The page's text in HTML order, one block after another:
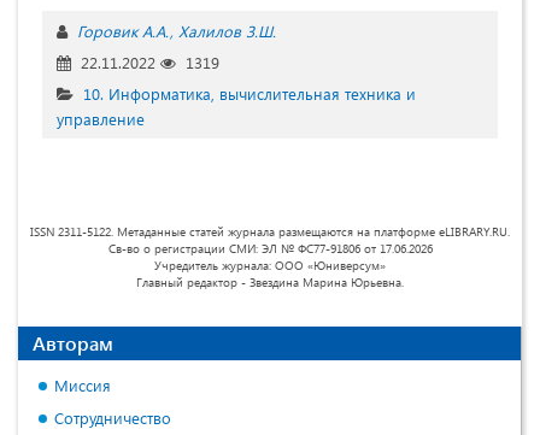
Горовик А.А. Халилов З.Ш.
22.11.2022
1319
10. Информатика, вычислительная техника и
управление
ISSN 2311-5122. Метаданные статей журнала размещаются на платформе eLIBRARY.RU.
Св-во о регистрации СМИ: ЭЛ № ФС77-91806 от 17.06.2026
Учредитель журнала: ООО «Юниверсум»
Главный редактор - Звездина Марина Юрьевна.
Авторам
Миссия
Сотрудничество